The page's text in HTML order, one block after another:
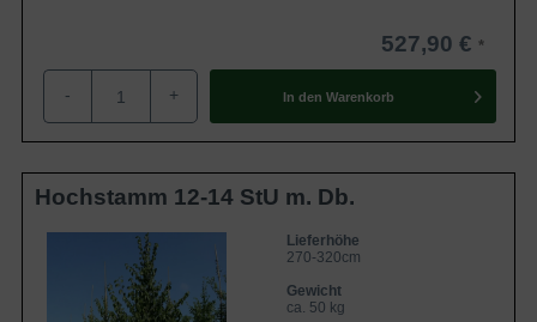
527,90 €
- + In den Warenkorb
Hochstamm 12-14 StU m. Db.
Lieferhöhe
270-320cm
Gewicht
ca. 50 kg